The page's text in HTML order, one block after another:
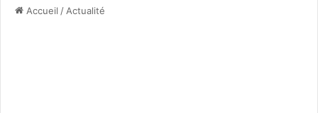
Accueil / Actualité